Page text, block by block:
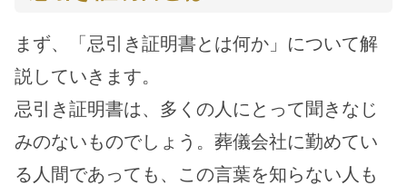
まず、「忌引き証明書とは何か」について解
説していきます。
忌引き証明書は、多くの人にとって聞きなじ
みのないものでしょう。葬儀会社に勤めてい
る人間であっても、この言葉を知らない人も